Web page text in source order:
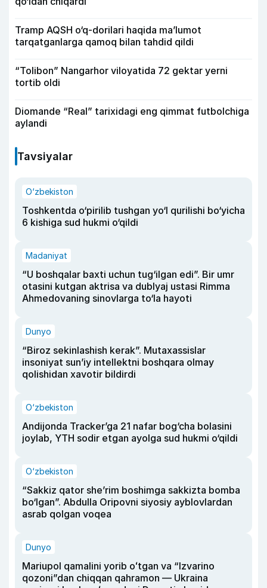
Tramp AQSH o‘q-dorilari haqida ma’lumot
tarqatganlarga qamoq bilan tahdid qildi
“Tolibon” Nangarhor viloyatida 72 gektar yerni
tortib oldi
Diomande “Real” tarixidagi eng qimmat futbolchiga
aylandi
Tavsiyalar
O‘zbekiston
Toshkentda o‘pirilib tushgan yo‘l qurilishi bo‘yicha
6 kishiga sud hukmi o‘qildi
Madaniyat
“U boshqalar baxti uchun tug‘ilgan edi”. Bir umr
otasini kutgan aktrisa va dublyaj ustasi Rimma
Ahmedovaning sinovlarga to‘la hayoti
Dunyo
“Biroz sekinlashish kerak”. Mutaxassislar
insoniyat sun’iy intellektni boshqara olmay
qolishidan xavotir bildirdi
O‘zbekiston
Andijonda Tracker’ga 21 nafar bog‘cha bolasini
joylab, YTH sodir etgan ayolga sud hukmi o‘qildi
O‘zbekiston
“Sakkiz qator she’rim boshimga sakkizta bomba
bo‘lgan”. Abdulla Oripovni siyosiy ayblovlardan
asrab qolgan voqea
Dunyo
Mariupol qamalini yorib oʻtgan va “Izvarino
qozoni”dan chiqqan qahramon — Ukraina